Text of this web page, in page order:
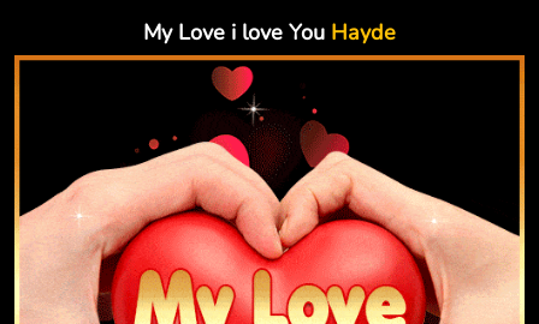
My Love i love You Hayde